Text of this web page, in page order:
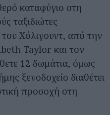
καταφύγιο στη
ταξιδιώτες
Χόλιγουντ, από την
Taylor και τον
12 δωμάτια, όμως
ξενοδοχείο διαθέτει
προσοχή στη